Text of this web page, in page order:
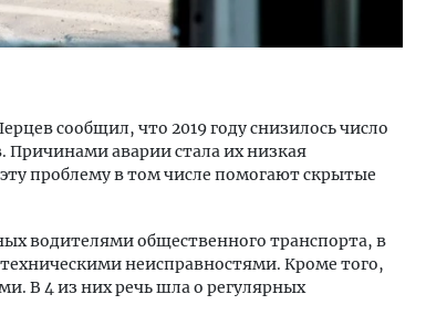
сообщил, что 2019 году снизилось число
аварии стала их низкая
проблему в том числе помогают скрытые
водителями общественного транспорта, в
неисправностями. Кроме того,
В 4 из них речь шла о регулярных